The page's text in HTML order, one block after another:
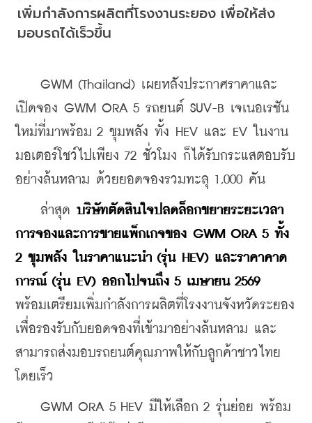
เพิ่มกำลังการผลิตที่โรงงานระยอง เพื่อให้ส่ง
มอบรถได้เร็วขึ้น
GWM (Thailand) เผยหลังประกาศราคาและ
เปิดจอง GWM ORA 5 รถยนต์ SUV-B เจเนอเรชัน
ใหม่ที่มาพร้อม 2 ขุมพลัง ทั้ง HEV และ EV ในงาน
มอเตอร์โชว์ไปเพียง 72 ชั่วโมง ก็ได้รับกระแสตอบรับ
อย่างล้นหลาม ด้วยยอดจองรวมทะลุ 1,000 คัน
ล่าสุด บริษัทตัดสินใจปลดล็อกขยายระยะเวลา
การจองและการขายแพ็กเกจของ GWM ORA 5 ทั้ง
2 ขุมพลัง ในราคาแนะนำ (รุ่น HEV) และราคาคาด
การณ์ (รุ่น EV) ออกไปจนถึง 5 เมษายน 2569
พร้อมเตรียมเพิ่มกำลังการผลิตที่โรงงานจังหวัดระยอง
เพื่อรองรับกับยอดจองที่เข้ามาอย่างล้นหลาม และ
สามารถส่งมอบรถยนต์คุณภาพให้กับลูกค้าชาวไทย
โดยเร็ว
GWM ORA 5 HEV มีให้เลือก 2 รุ่นย่อย พร้อม